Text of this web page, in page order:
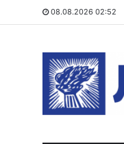
08.08.2026 02:52